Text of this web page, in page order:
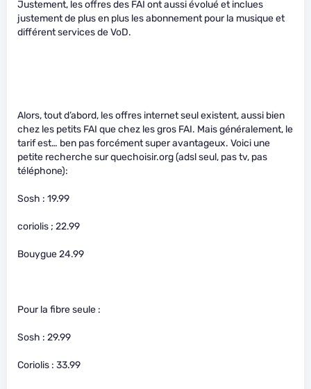
Justement, les offres des FAI ont aussi évolué et inclues
justement de plus en plus les abonnement pour la musique et
différent services de VoD.
Alors, tout d’abord, les offres internet seul existent, aussi bien
chez les petits FAI que chez les gros FAI. Mais généralement, le
tarif est… ben pas forcément super avantageux. Voici une
petite recherche sur quechoisir.org (adsl seul, pas tv, pas
téléphone):
Sosh : 19.99
coriolis ; 22.99
Bouygue 24.99
Pour la fibre seule :
Sosh : 29.99
Coriolis : 33.99